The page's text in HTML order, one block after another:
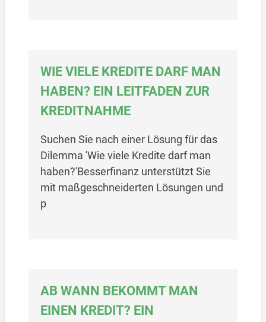
WIE VIELE KREDITE DARF MAN
HABEN? EIN LEITFADEN ZUR
KREDITNAHME
Suchen Sie nach einer Lösung für das
Dilemma 'Wie viele Kredite darf man
haben?'Besserfinanz unterstützt Sie
mit maßgeschneiderten Lösungen und
p
AB WANN BEKOMMT MAN
EINEN KREDIT? EIN